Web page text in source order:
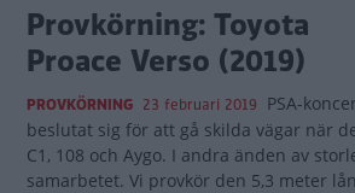
Provkörning: Toyota
Proace Verso (2019)
PROVKÖRNING 23 februari 2019 PSA-
beslutat sig för att gå skilda vägar när
C1, 108 och Aygo. I andra änden av
samarbetet. Vi provkör den 5,3 meter